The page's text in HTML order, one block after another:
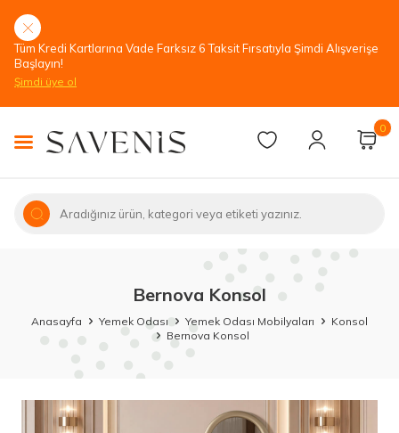
Tüm Kredi Kartlarına Vade Farksız 6 Taksit Fırsatıyla Şimdi Alışverişe
Başlayın!
Şimdi üye ol
0
Bernova Konsol
Anasayfa Yemek Odası Yemek Odası Mobilyaları
Konsol
Bernova Konsol